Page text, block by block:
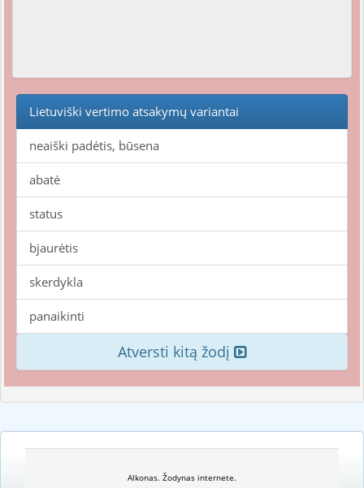
Lietuviški vertimo atsakymų variantai
neaiški padėtis, būsena
abatė
status
bjaurėtis
skerdykla
panaikinti
Atversti kitą žodį
Alkonas. Žodynas internete.